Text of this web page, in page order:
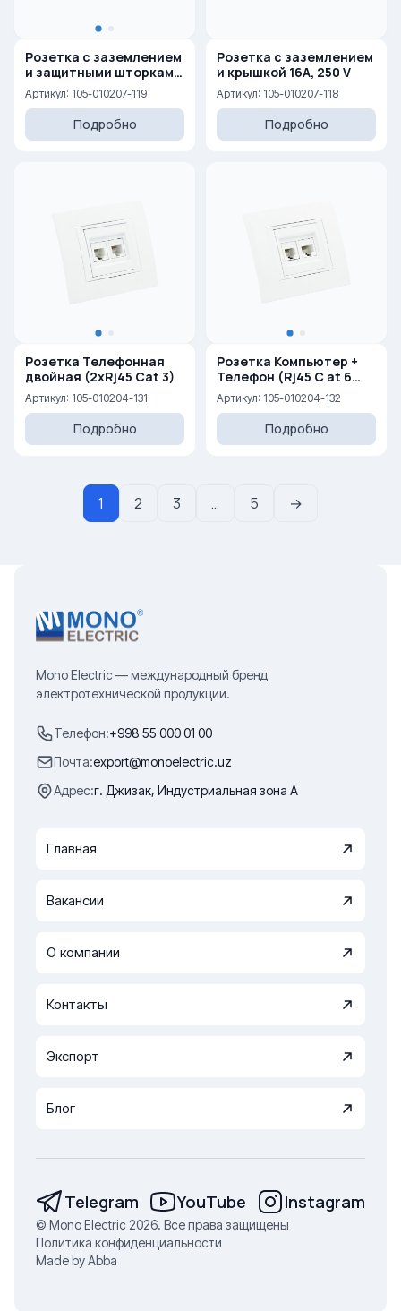
Розетка с заземлением
и защитными шторками
16A, 250 V
Артикул: 105-010207-119
Подробно
Розетка с заземлением
и крышкой 16A, 250 V
Артикул: 105-010207-118
Подробно
Розетка Телефонная
двойная (2xRj45 Cat 3)
Артикул: 105-010204-131
Подробно
Розетка Компьютер +
Телефон (Rj45 C at 6
+Rj45 Cat 3 )
Артикул: 105-010204-132
Подробно
1 2 3 … 5 →
Mono Electric — международный бренд
электротехнической продукции.
Телефон:+998 55 000 01 00
Почта:export@monoelectric.uz
Адрес:г. Джизак, Индустриальная зона А
Главная
Вакансии
О компании
Контакты
Экспорт
Блог
Telegram YouTube Instagram
© Mono Electric 2026. Все права защищены
Политика конфиденциальности
Made by Abba